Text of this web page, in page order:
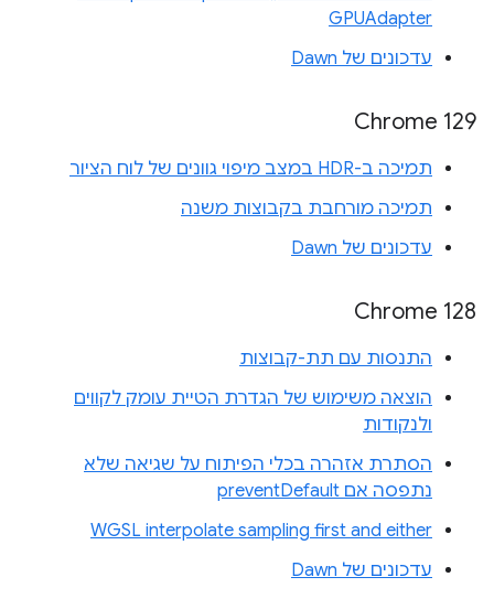
GPUAdapter
עדכונים של Dawn
Chrome 129
תמיכה ב-HDR במצב מיפוי גוונים של לוח הציור
תמיכה מורחבת בקבוצות משנה
עדכונים של Dawn
‫Chrome 128
התנסות עם תת-קבוצות
הוצאה משימוש של הגדרת הטיית עומק לקווים
ולנקודות
הסתרת אזהרה בכלי הפיתוח על שגיאה שלא
נתפסה אם preventDefault
WGSL interpolate sampling first and either
עדכונים של Dawn